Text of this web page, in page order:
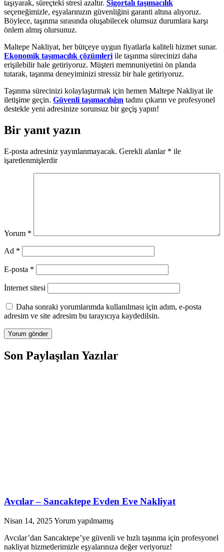
taşıyarak, süreçteki stresi azaltır. Sigortalı taşımacılık
seçeneğimizle, eşyalarınızın güvenliğini garanti altına alıyoruz.
Böylece, taşınma sırasında oluşabilecek olumsuz durumlara karşı
önlem almış olursunuz.
Maltepe Nakliyat, her bütçeye uygun fiyatlarla kaliteli hizmet sunar.
Ekonomik taşımacılık çözümleri ile taşınma sürecinizi daha
erişilebilir hale getiriyoruz. Müşteri memnuniyetini ön planda
tutarak, taşınma deneyiminizi stressiz bir hale getiriyoruz.
Taşınma sürecinizi kolaylaştırmak için hemen Maltepe Nakliyat ile
iletişime geçin. Güvenli taşımacılığın tadını çıkarın ve profesyonel
destekle yeni adresinize sorunsuz bir geçiş yapın!
Bir yanıt yazın
E-posta adresiniz yayınlanmayacak. Gerekli alanlar * ile
işaretlenmişlerdir
Yorum *
Ad *
E-posta *
İnternet sitesi
Daha sonraki yorumlarımda kullanılması için adım, e-posta
adresim ve site adresim bu tarayıcıya kaydedilsin.
Son Paylaşılan Yazılar
Avcılar – Sancaktepe Evden Eve Nakliyat
Nisan 14, 2025Yorum yapılmamış
Avcılar’dan Sancaktepe’ye güvenli ve hızlı taşınma için profesyonel
nakliyat hizmetlerimizle eşyalarınıza değer veriyoruz!